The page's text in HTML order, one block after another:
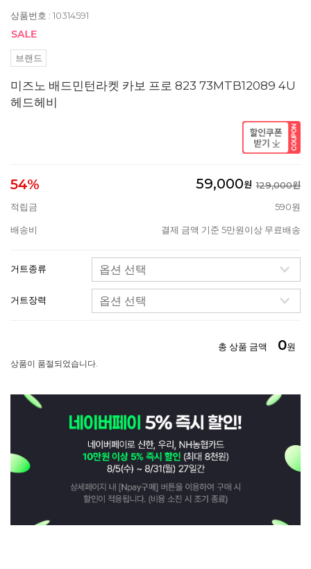
상품번호 : 10314591
브랜드
미즈노 배드민턴라켓 카보 프로 823 73MTB12089 4U
헤드헤비
54% 59,000원 129,000원
적립금
590원
배송비 결제 금액 기준 5만원이상 무료배송
거트종류
거트장력
총 상품 금액 0원
상품이 품절되었습니다.